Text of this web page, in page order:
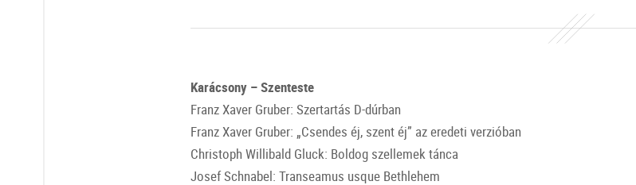
Karácsony – Szenteste
Franz Xaver Gruber: Szertartás D-dúrban
Franz Xaver Gruber: „Csendes éj, szent éj” az eredeti verzióban
Christoph Willibald Gluck: Boldog szellemek tánca
Josef Schnabel: Transeamus usque Bethlehem